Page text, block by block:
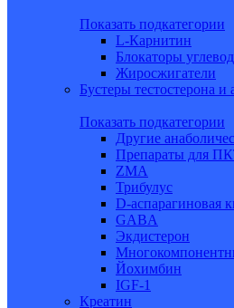
Показать подкатегории
L-Карнитин
Блокаторы
Жиросжигатели
Бустеры тестостерона и
Показать подкатегории
Другие
Препараты для
ZMA
Трибулус
D-аспарагиновая
GABA
Экдистерон
Йохимбин
IGF-1
Креатин